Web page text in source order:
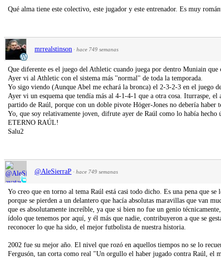
Qué alma tiene este colectivo, este jugador y este entrenador. Es muy
mrrealstinson · hace 749 semanas
Que diferente es el juego del Athletic cuando juega por dentro Muniain que
Ayer vi al Athletic con el sistema más ''normal'' de toda la temporada.
Yo sigo viendo (Aunque Abel me echará la bronca) el 2-3-2-3 en el juego
Ayer vi un esquema que tendía más al 4-1-4-1 que a otra cosa. Iturraspe,
partido de Raúl, porque con un doble pivote Höger-Jones no debería haber
Yo, que soy relativamente joven, difrute ayer de Raúl como lo había hecho
ETERNO RAÚL!
Salu2
@AleSierraP · hace 749 semanas
Yo creo que en torno al tema Raúl está casi todo dicho. Es una pena que
porque se pierden a un delantero que hacía absolutas maravillas que van
que es absolutamente increíble, ya que si bien no fue un genio
ídolo que tenemos por aquí, y él más que nadie, contribuyeron a que se
reconocer lo que ha sido, el mejor futbolista de nuestra historia.
2002 fue su mejor año. El nivel que rozó en aquellos tiempos no se lo
Fergusón, tan corta como real "Un orgullo el haber jugado contra Raúl, el